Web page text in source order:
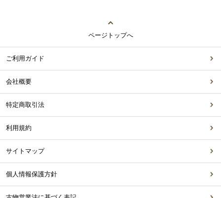
ページトップへ
ご利用ガイド
会社概要
特定商取引法
利用規約
サイトマップ
個人情報保護方針